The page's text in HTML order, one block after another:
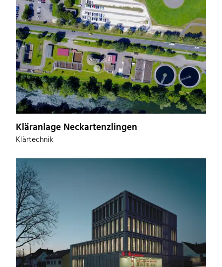
Kläranlage Neckartenzlingen
Klärtechnik